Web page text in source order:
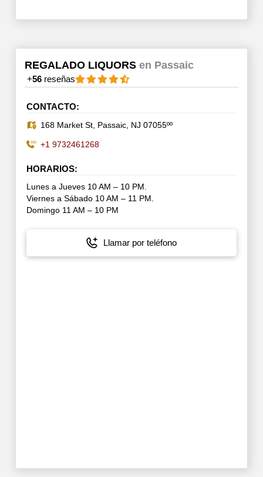
REGALADO LIQUORS en Passaic
+56reseñas
CONTACTO:
168 Market St, Passaic, NJ 07055ºº
+1 9732461268
HORARIOS:
Lunes a Jueves 10 AM – 10 PM.
Viernes a Sábado 10 AM – 11 PM.
Domingo 11 AM – 10 PM
Llamar por teléfono